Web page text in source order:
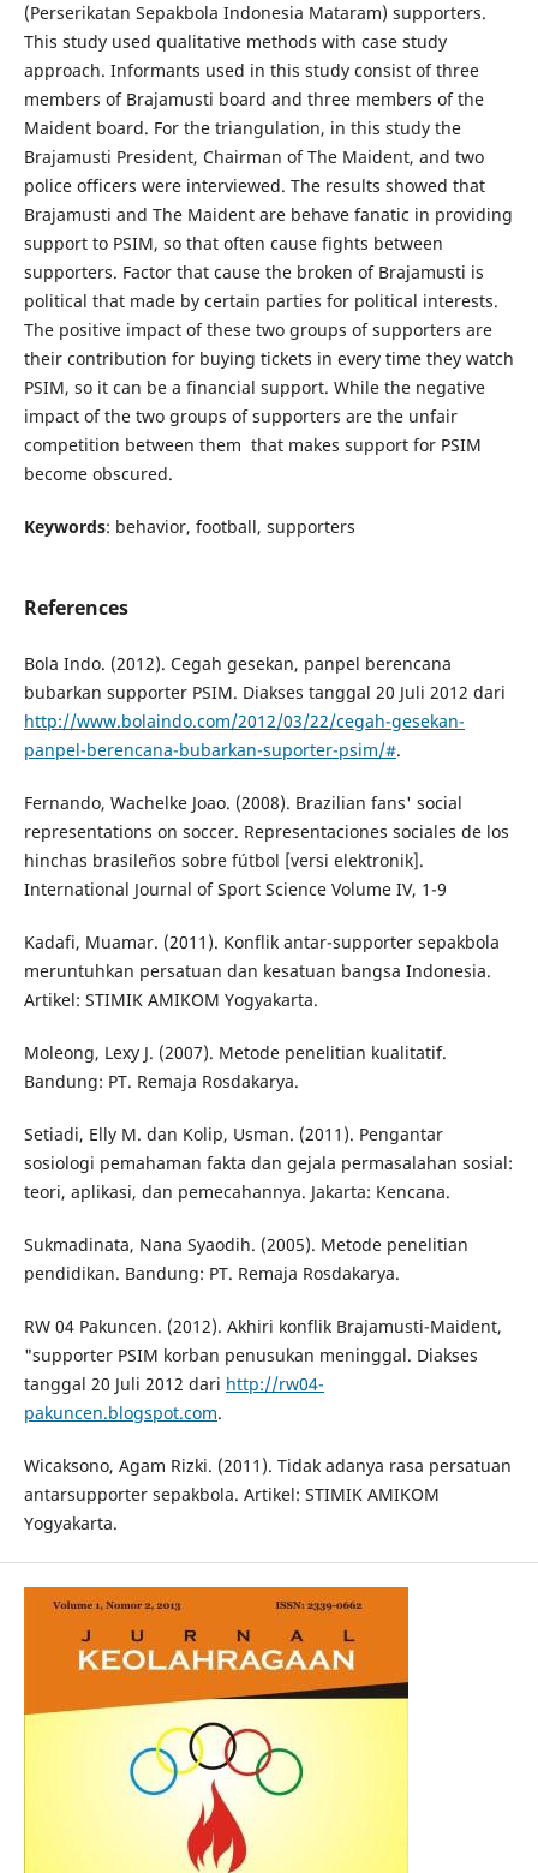
(Perserikatan Sepakbola Indonesia Mataram) supporters.
This study used qualitative methods with case study
approach. Informants used in this study consist of three
members of Brajamusti board and three members of the
Maident board. For the triangulation, in this study the
Brajamusti President, Chairman of The Maident, and two
police officers were interviewed. The results showed that
Brajamusti and The Maident are behave fanatic in providing
support to PSIM, so that often cause fights between
supporters. Factor that cause the broken of Brajamusti is
political that made by certain parties for political interests.
The positive impact of these two groups of supporters are
their contribution for buying tickets in every time they watch
PSIM, so it can be a financial support. While the negative
impact of the two groups of supporters are the unfair
competition between them that makes support for PSIM
become obscured.
Keywords: behavior, football, supporters
References
Bola Indo. (2012). Cegah gesekan, panpel berencana
bubarkan supporter PSIM. Diakses tanggal 20 Juli 2012 dari
http://www.bolaindo.com/2012/03/22/cegah-gesekan-
panpel-berencana-bubarkan-suporter-psim/#.
Fernando, Wachelke Joao. (2008). Brazilian fans' social
representations on soccer. Representaciones sociales de los
hinchas brasileños sobre fútbol [versi elektronik].
International Journal of Sport Science Volume IV, 1-9
Kadafi, Muamar. (2011). Konflik antar-supporter sepakbola
meruntuhkan persatuan dan kesatuan bangsa Indonesia.
Artikel: STIMIK AMIKOM Yogyakarta.
Moleong, Lexy J. (2007). Metode penelitian kualitatif.
Bandung: PT. Remaja Rosdakarya.
Setiadi, Elly M. dan Kolip, Usman. (2011). Pengantar
sosiologi pemahaman fakta dan gejala permasalahan sosial:
teori, aplikasi, dan pemecahannya. Jakarta: Kencana.
Sukmadinata, Nana Syaodih. (2005). Metode penelitian
pendidikan. Bandung: PT. Remaja Rosdakarya.
RW 04 Pakuncen. (2012). Akhiri konflik Brajamusti-Maident,
"supporter PSIM korban penusukan meninggal. Diakses
tanggal 20 Juli 2012 dari http://rw04-
pakuncen.blogspot.com.
Wicaksono, Agam Rizki. (2011). Tidak adanya rasa persatuan
antarsupporter sepakbola. Artikel: STIMIK AMIKOM
Yogyakarta.